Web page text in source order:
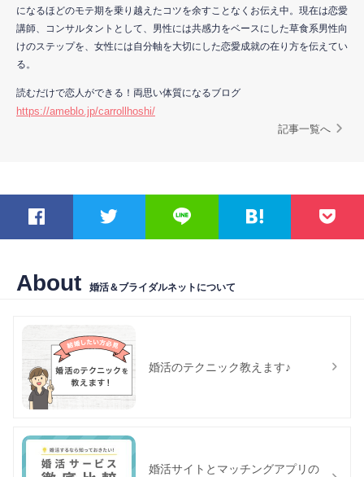
になるほどのモテ期を乗り越えたコツを余すことなくお伝え中。現在は恋愛
講師、コンサルタントとして、男性には共感力をベースにした草食系男性向
けのステップを、女性には自分軸を大切にした恋愛成就の在り方を伝えてい
る。
読むだけで恋人ができる！両思い体質になるブログ
https://ameblo.jp/carrollhoshi/
記事一覧へ
About 婚活＆ブライダルネットについて
婚活のテクニック教えます♪
婚活サイトとマッチングアプリの